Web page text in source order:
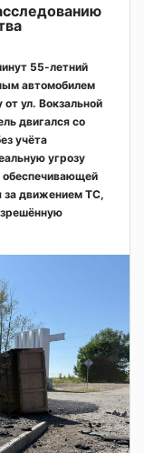
55-летний
автомобилем
ул. Вокзальной
двигался со
учёта
угрозу
обеспечивающей
за движением ТС,